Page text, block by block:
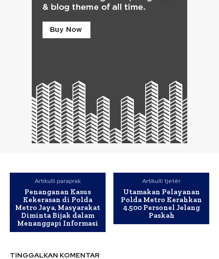
Artikulli paraprak
Penanganan Kasus
Kekerasan di Polda
Metro Jaya, Masyarakat
Diminta Bijak dalam
Menanggapi Informasi
Artikulli tjetër
Utamakan Pelayanan
Polda Metro Kerahkan
4.500 Personel Jelang
Paskah
TINGGALKAN KOMENTAR